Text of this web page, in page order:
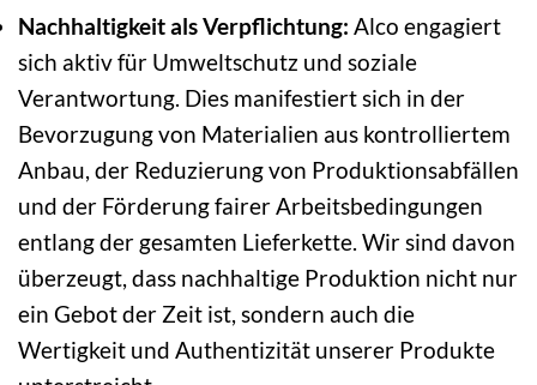
Nachhaltigkeit als Verpflichtung: Alco engagiert
sich aktiv für Umweltschutz und soziale
Verantwortung. Dies manifestiert sich in der
Bevorzugung von Materialien aus kontrolliertem
Anbau, der Reduzierung von Produktionsabfällen
und der Förderung fairer Arbeitsbedingungen
entlang der gesamten Lieferkette. Wir sind davon
überzeugt, dass nachhaltige Produktion nicht nur
ein Gebot der Zeit ist, sondern auch die
Wertigkeit und Authentizität unserer Produkte